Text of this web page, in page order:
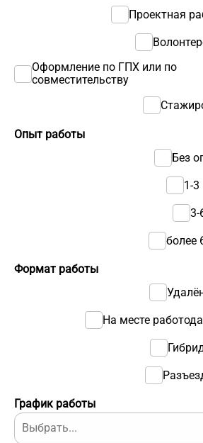
Проектная
Оформление по ГПХ или по
совместительству
Опыт работы
Без
1-3
3-
более
График работы
Формат работы
На месте